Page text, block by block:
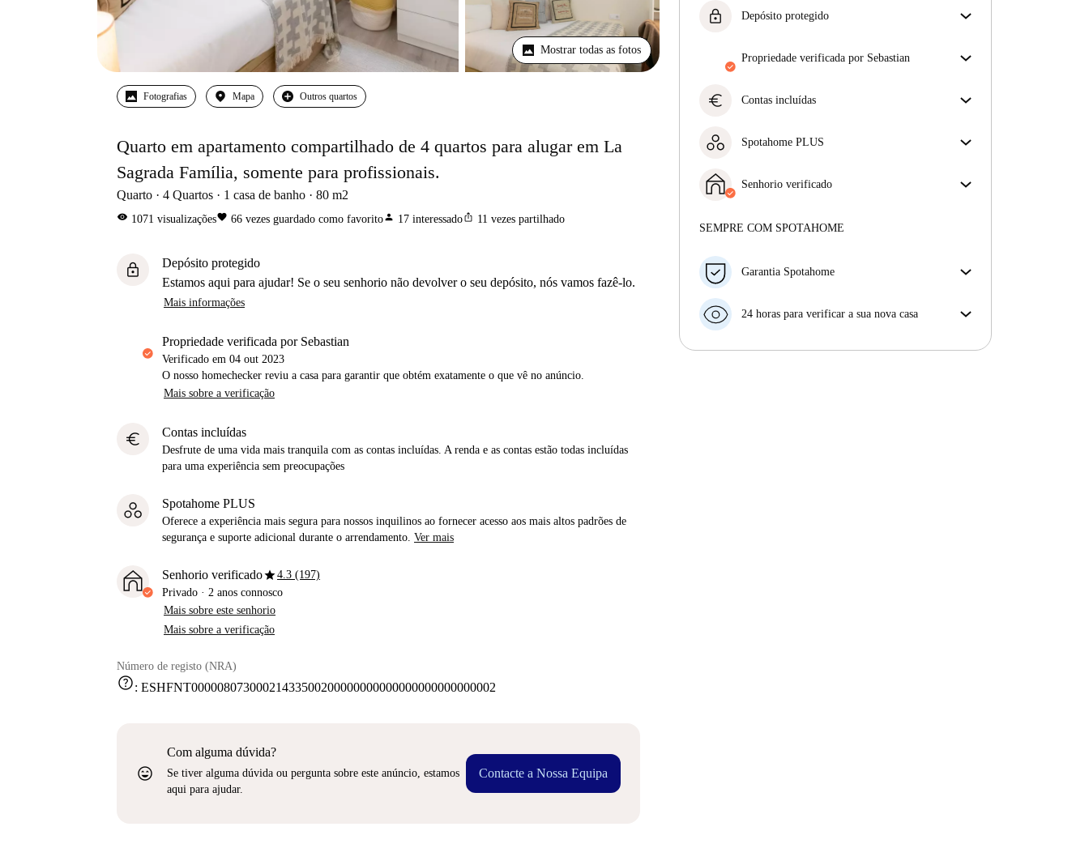
Mostrar todas as fotos
Fotografias Mapa Outros quartos
Quarto em apartamento compartilhado de 4 quartos para alugar em La
Sagrada Família, somente para profissionais.
Quarto 4 Quartos 1 casa de banho 80 m2
visibility 1071 visualizaçõesfavorite 66 vezes guardado como favoritoperson 17 interessadoios_share 11 vezes partilhado
lock
Depósito protegido
Estamos aqui para ajudar! Se o seu senhorio não devolver o seu depósito, nós vamos fazê-lo.
Mais informações
propriedade verificada por Sebastian
Verificado em 04 out 2023
O nosso homechecker reviu a casa para garantir que obtém exatamente o que vê no anúncio.
Mais sobre a verificação
euro Contas incluídas
Desfrute de uma vida mais tranquila com as contas incluídas. A renda e as contas estão todas incluídas
para uma experiência sem preocupações
Spotahome PLUS
Oferece a experiência mais segura para nossos inquilinos ao fornecer acesso aos mais altos padrões de
segurança e suporte adicional durante o arrendamento. Ver mais
Senhorio verificadostar4.3 (197)
Privado · 2 anos connosco
Mais sobre este senhorio
Mais sobre a verificação
Número de registo (NRA)
help: ESHFNT00000807300021433500200000000000000000000000002
sentiment_very_satisfied
Com alguma dúvida?
Se tiver alguma dúvida ou pergunta sobre este anúncio, estamos
aqui para ajudar.
Contacte a Nossa Equipa
lock Depósito protegido
devolver o seu depósito, nós vamos fazê-lo.
Mais informações
propriedade verificada por Sebastian
obtém exatamente o que vê no anúncio.
euro Contas incluídas
incluídas. A renda e as contas estão todas incluídas
Spotahome PLUS
inquilinos ao fornecer acesso aos mais altos padrões
de segurança e suporte adicional durante o
Senhorio verificado
Mais sobre este senhorio
SEMPRE COM SPOTAHOME
Garantia Spotahome
antecedência, nós iremos A) pagar um hotel e ajudá-
seu dinheiro na totalidade.
24 horas para verificar a sua nova casa